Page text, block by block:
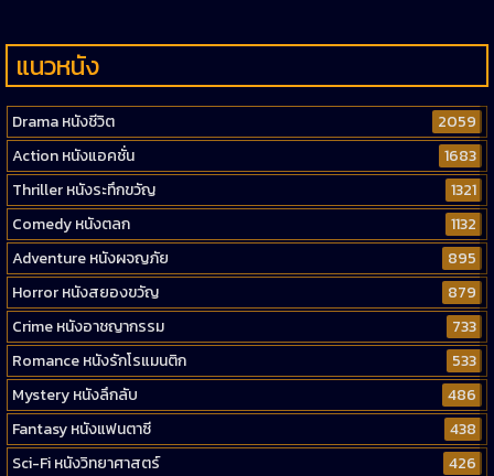
แนวหนัง
Drama หนังชีวิต
2059
Action หนังแอคชั่น
1683
Thriller หนังระทึกขวัญ
1321
Comedy หนังตลก
1132
Adventure หนังผจญภัย
895
Horror หนังสยองขวัญ
879
Crime หนังอาชญากรรม
733
Romance หนังรักโรแมนติก
533
Mystery หนังลึกลับ
486
Fantasy หนังแฟนตาซี
438
Sci-Fi หนังวิทยาศาสตร์
426